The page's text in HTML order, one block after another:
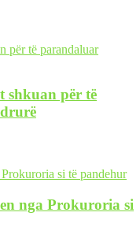
shkuan për të
nga Prokuroria si